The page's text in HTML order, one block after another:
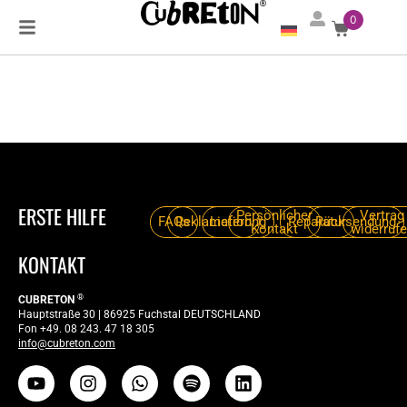
0
ERSTE HILFE FAQsReklamation
LieferungPersönlicher
KontaktReparaturRücksendung
Vertrag
KONTAKT
CUBRETON ®
Hauptstraße 30 | 86925 Fuchstal DEUTSCHLAND
Fon +49. 08 243. 47 18 305
info@cubreton.com
×
ANMELDEN
Email or Username
Password